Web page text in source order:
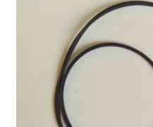
Commande
Avis client